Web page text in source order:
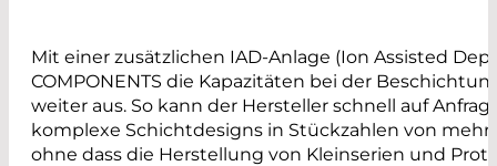
Mit einer zusätzlichen IAD-Anlage (Ion Assisted
COMPONENTS die Kapazitäten bei der
weiter aus. So kann der Hersteller schnell auf
komplexe Schichtdesigns in Stückzahlen von
ohne dass die Herstellung von Kleinserien und